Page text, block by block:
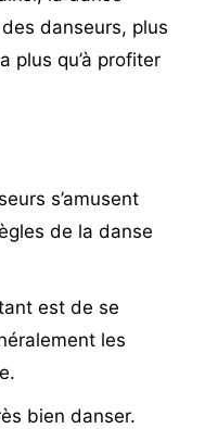
danseurs, plus
plus qu’à profiter
s’amusent
de la danse
est de se
les
bien danser.